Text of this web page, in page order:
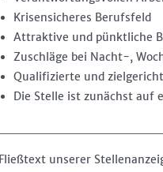
Krisensicheres Berufsfeld
Attraktive und pünktliche
Zuschläge bei Nacht-,
Qualifizierte und
Die Stelle ist zunächst auf
Fließtext unserer